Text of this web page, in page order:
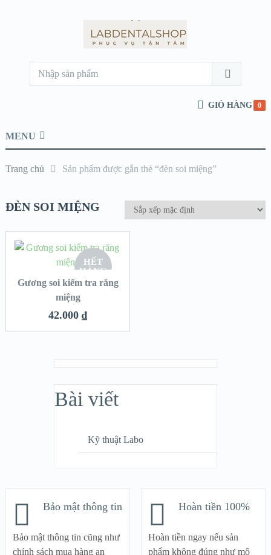
GIỎ HÀNG 0
MENU
Trang chủ Sản phẩm được gắn thẻ “đèn soi miệng”
ĐÈN SOI MIỆNG
HẾT
HÀNG
Gương soi kiểm tra răng
miệng
42.000₫
Bài viết
Kỹ thuật Labo
Bảo mật thông tin
Bảo mật thông tin cũng như
chính sách mua hàng an
Hoàn tiền 100%
Hoàn tiền ngay nếu sản
phẩm không đúng như mô